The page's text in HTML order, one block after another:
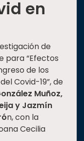
en
de
para “Efectos
de los
Covid-19”, de
Muñoz,
y Jazmín
n, con la
Cecilia